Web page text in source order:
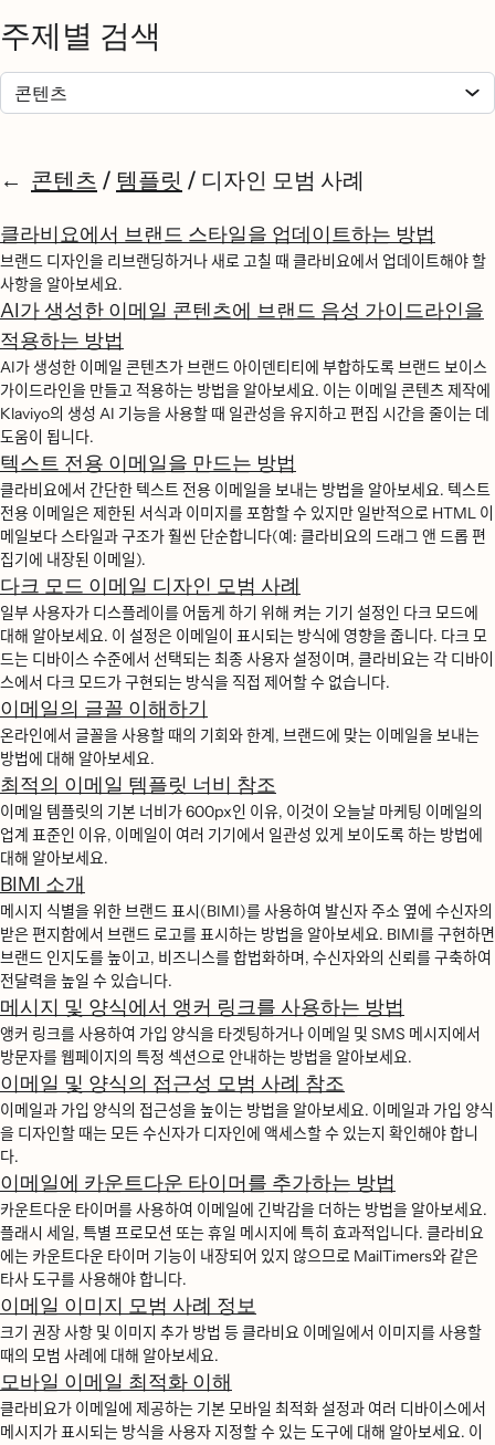
주제별 검색
콘텐츠 / 템플릿 / 디자인 모범 사례
클라비요에서 브랜드 스타일을 업데이트하는 방법
브랜드 디자인을 리브랜딩하거나 새로 고칠 때 클라비요에서 업데이트해야 할
사항을 알아보세요.
AI가 생성한 이메일 콘텐츠에 브랜드 음성 가이드라인을
적용하는 방법
AI가 생성한 이메일 콘텐츠가 브랜드 아이덴티티에 부합하도록 브랜드 보이스
가이드라인을 만들고 적용하는 방법을 알아보세요. 이는 이메일 콘텐츠 제작에
Klaviyo의 생성 AI 기능을 사용할 때 일관성을 유지하고 편집 시간을 줄이는 데
도움이 됩니다.
텍스트 전용 이메일을 만드는 방법
클라비요에서 간단한 텍스트 전용 이메일을 보내는 방법을 알아보세요. 텍스트
전용 이메일은 제한된 서식과 이미지를 포함할 수 있지만 일반적으로 HTML 이
메일보다 스타일과 구조가 훨씬 단순합니다(예: 클라비요의 드래그 앤 드롭 편
집기에 내장된 이메일).
다크 모드 이메일 디자인 모범 사례
일부 사용자가 디스플레이를 어둡게 하기 위해 켜는 기기 설정인 다크 모드에
대해 알아보세요. 이 설정은 이메일이 표시되는 방식에 영향을 줍니다. 다크 모
드는 디바이스 수준에서 선택되는 최종 사용자 설정이며, 클라비요는 각 디바이
스에서 다크 모드가 구현되는 방식을 직접 제어할 수 없습니다.
이메일의 글꼴 이해하기
온라인에서 글꼴을 사용할 때의 기회와 한계, 브랜드에 맞는 이메일을 보내는
방법에 대해 알아보세요.
최적의 이메일 템플릿 너비 참조
이메일 템플릿의 기본 너비가 600px인 이유, 이것이 오늘날 마케팅 이메일의
업계 표준인 이유, 이메일이 여러 기기에서 일관성 있게 보이도록 하는 방법에
대해 알아보세요.
BIMI 소개
메시지 식별을 위한 브랜드 표시(BIMI)를 사용하여 발신자 주소 옆에 수신자의
받은 편지함에서 브랜드 로고를 표시하는 방법을 알아보세요. BIMI를 구현하면
브랜드 인지도를 높이고, 비즈니스를 합법화하며, 수신자와의 신뢰를 구축하여
전달력을 높일 수 있습니다.
메시지 및 양식에서 앵커 링크를 사용하는 방법
앵커 링크를 사용하여 가입 양식을 타겟팅하거나 이메일 및 SMS 메시지에서
방문자를 웹페이지의 특정 섹션으로 안내하는 방법을 알아보세요.
이메일 및 양식의 접근성 모범 사례 참조
이메일과 가입 양식의 접근성을 높이는 방법을 알아보세요. 이메일과 가입 양식
을 디자인할 때는 모든 수신자가 디자인에 액세스할 수 있는지 확인해야 합니
다.
이메일에 카운트다운 타이머를 추가하는 방법
카운트다운 타이머를 사용하여 이메일에 긴박감을 더하는 방법을 알아보세요.
플래시 세일, 특별 프로모션 또는 휴일 메시지에 특히 효과적입니다. 클라비요
에는 카운트다운 타이머 기능이 내장되어 있지 않으므로 MailTimers와 같은
타사 도구를 사용해야 합니다.
이메일 이미지 모범 사례 정보
크기 권장 사항 및 이미지 추가 방법 등 클라비요 이메일에서 이미지를 사용할
때의 모범 사례에 대해 알아보세요.
모바일 이메일 최적화 이해
클라비요가 이메일에 제공하는 기본 모바일 최적화 설정과 여러 디바이스에서
메시지가 표시되는 방식을 사용자 지정할 수 있는 도구에 대해 알아보세요. 이